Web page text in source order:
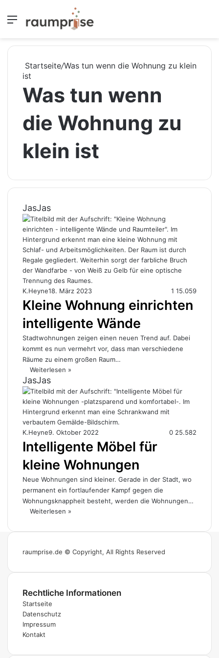
Menü
Startseite/Was tun wenn die Wohnung zu klein
ist
Was tun wenn
die Wohnung zu
klein ist
JasJas
K.Heyne18. März 2023 1 15.059
Kleine Wohnung einrichten
intelligente Wände
Stadtwohnungen zeigen einen neuen Trend auf. Dabei
kommt es nun vermehrt vor, dass man verschiedene
Räume zu einem großen Raum…
Weiterlesen »
JasJas
K.Heyne9. Oktober 2022 0 25.582
Intelligente Möbel für
kleine Wohnungen
Neue Wohnungen sind kleiner. Gerade in der Stadt, wo
permanent ein fortlaufender Kampf gegen die
Wohnungsknappheit besteht, werden die Wohnungen…
Weiterlesen »
raumprise.de © Copyright, All Rights Reserved
Rechtliche Informationen
Startseite
Datenschutz
Impressum
Kontakt